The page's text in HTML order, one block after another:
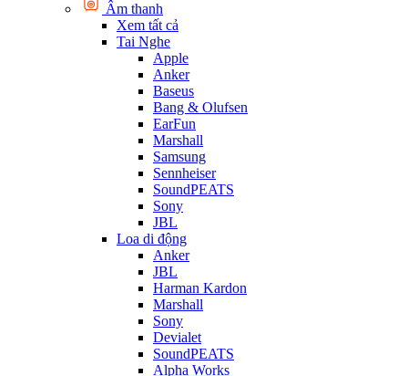
Âm thanh
Xem tất cả
Tai Nghe
Apple
Anker
Baseus
Bang & Olufsen
EarFun
Marshall
Samsung
Sennheiser
SoundPEATS
Sony
JBL
Loa di động
Anker
JBL
Harman Kardon
Marshall
Sony
Devialet
SoundPEATS
Alpha Works